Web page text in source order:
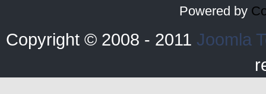
Powered by
Copyright © 2008 - 2011 Joomla